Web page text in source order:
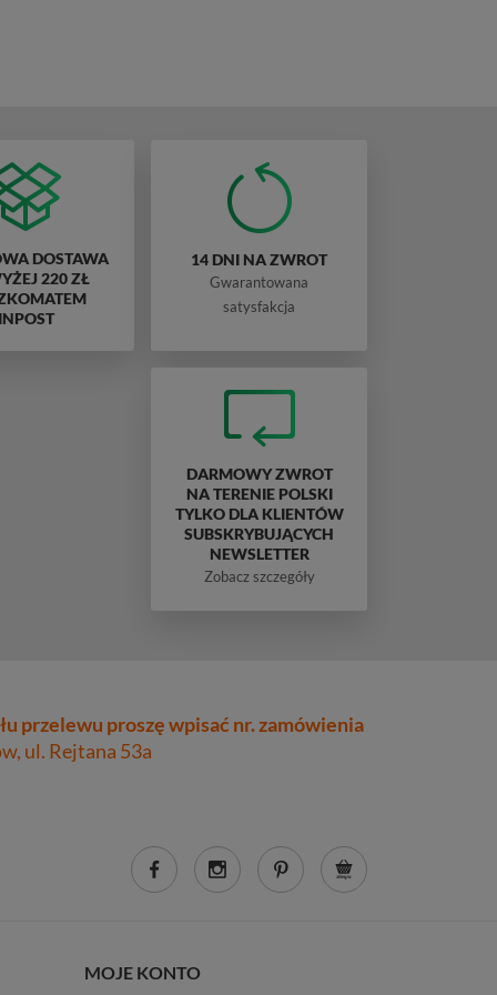
DOSTAWA
220 ZŁ
INPOST
14 DNI NA ZWROT
Gwarantowana
satysfakcja
DARMOWY ZWROT
NA TERENIE POLSKI
TYLKO DLA KLIENTÓW
SUBSKRYBUJĄCYCH
NEWSLETTER
Zobacz szczegóły
przelewu proszę wpisać nr. zamówienia
ul. Rejtana 53a
MOJE KONTO